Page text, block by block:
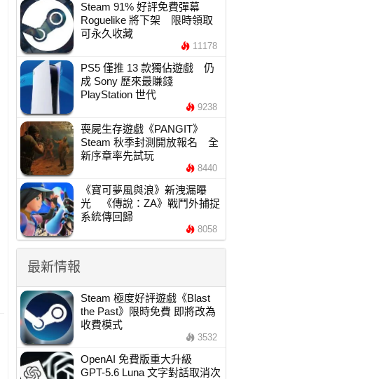
Steam 91% 好評免費彈幕
Roguelike 將下架 限時領取
可永久收藏
11178
PS5 僅推 13 款獨佔遊戲 仍
成 Sony 歷來最賺錢
PlayStation 世代
9238
喪屍生存遊戲《PANGIT》
Steam 秋季封測開放報名 全
新序章率先試玩
8440
《寶可夢風與浪》新洩漏曝
光 《傳說：ZA》戰鬥外捕捉
系統傳回歸
8058
最新情報
Steam 極度好評遊戲《Blast
the Past》限時免費 即將改為
收費模式
3532
OpenAI 免費版重大升級
GPT-5.6 Luna 文字對話取消次